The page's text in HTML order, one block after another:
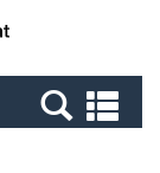
Canada
et